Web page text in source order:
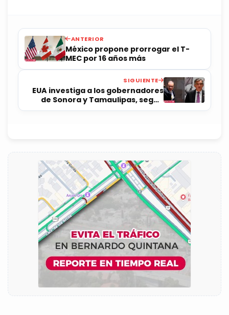
ANTERIOR
México propone prorrogar el T-
MEC por 16 años más
SIGUIENTE
EUA investiga a los gobernadores
de Sonora y Tamaulipas, según
prensa